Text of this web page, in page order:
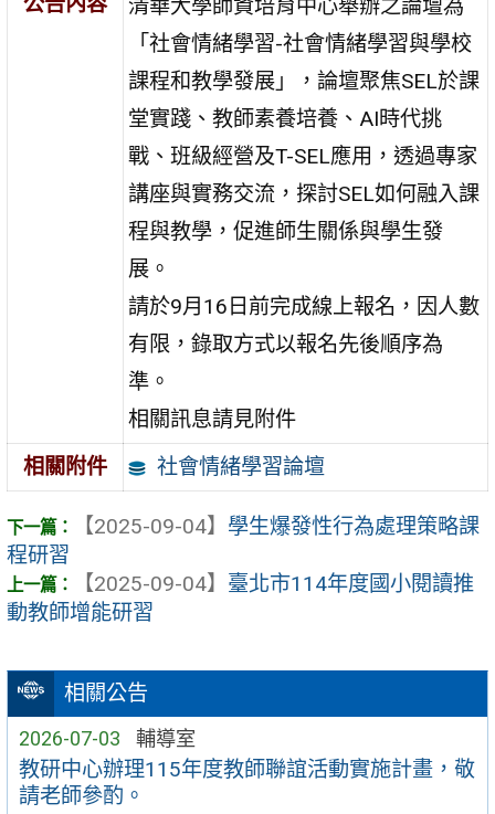
相關公告
2026-07-03 輔導室
教研中心辦理115年度教師聯誼活動實施計畫，敬
請老師參酌。
清華大學師資培育中心舉辦之論壇為
「社會情緒學習-社會情緒學習與學校
課程和教學發展」，論壇聚焦SEL於課
堂實踐、教師素養培養、AI時代挑
戰、班級經營及T-SEL應用，透過專家
講座與實務交流，探討SEL如何融入課
程與教學，促進師生關係與學生發
展。
請於9月16日前完成線上報名，因人數
有限，錄取方式以報名先後順序為
準。
相關訊息請見附件
相關附件
社會情緒學習論壇
【2025-09-04】 學生爆發性行為處理策略課
程研習
【2025-09-04】 臺北市114年度國小閱讀推
動教師增能研習